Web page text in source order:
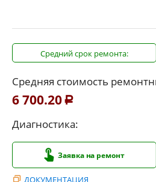
Средний срок ремонта:
Средняя стоимость
6 700.20 Р
Диагностика:
Заявка на ремонт
ДОКУМЕНТАЦИЯ